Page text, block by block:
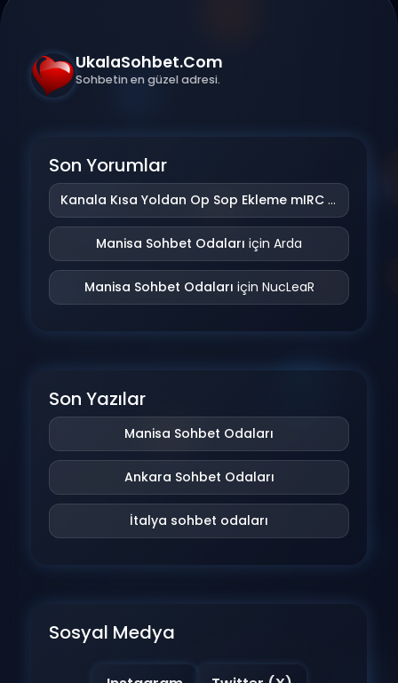
UkalaSohbet.Com
Sohbetin en güzel adresi.
Son Yorumlar
Kanala Kısa Yoldan Op Sop Ekleme mIRC Addonu
Manisa Sohbet Odaları için Arda
Manisa Sohbet Odaları için NucLeaR
Son Yazılar
Manisa Sohbet Odaları
Ankara Sohbet Odaları
İtalya sohbet odaları
Sosyal Medya